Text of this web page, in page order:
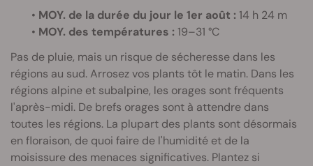
• MOY. de la durée du jour le 1er août : 14 h 24 m
• MOY. des températures : 19–31 °C
Pas de pluie, mais un risque de sécheresse dans les
régions au sud. Arrosez vos plants tôt le matin. Dans les
régions alpine et subalpine, les orages sont fréquents
l'après-midi. De brefs orages sont à attendre dans
toutes les régions. La plupart des plants sont désormais
en floraison, de quoi faire de l'humidité et de la
moisissure des menaces significatives. Plantez si